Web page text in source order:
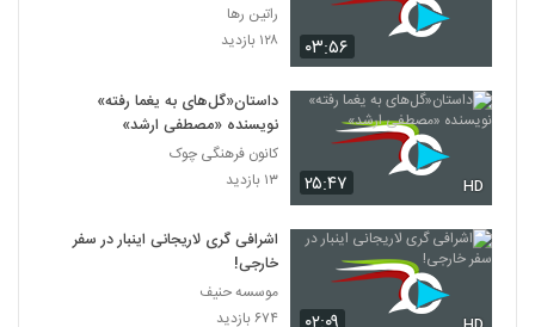
۰۳:۵۶
راتین رها
۱۲۸ بازدید
۲۵:۴۷ HD
داستان«گل‌های به یغما رفته»
نویسنده «مصطفی ارشد»
کانون فرهنگی چوک
۱۳ بازدید
اشرافی گری لاریجانی اینبار در سفر
خارجی!
موسسه حنیف
۶۷۴ بازدید